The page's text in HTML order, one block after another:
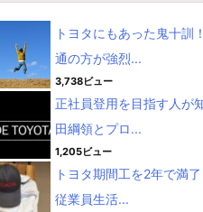
トヨタにもあった鬼十訓
通の方が強烈...
3,738ビュー
正社員登用を目指す人が
田綱領とプロ...
1,205ビュー
トヨタ期間工を2年で満
従業員生活...